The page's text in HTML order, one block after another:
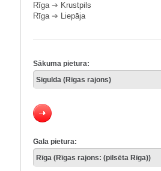
Rīga➔ Krustpils
Rīga➔ Liepāja
Sākuma pietura:
Gala pietura: